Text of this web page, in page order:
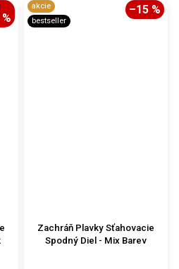
akcie
bestseller
–15 %
Zachráň Plavky Sťahovacie
Spodný Diel - Mix Barev